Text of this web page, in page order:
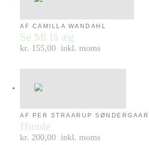
AF CAMILLA WANDAHL
Se Mi få æg
kr. 155,00 inkl. moms
AF PER STRAARUP
Hunde
kr. 200,00 inkl. moms